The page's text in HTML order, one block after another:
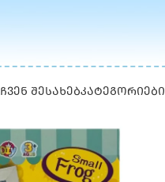
ᲩᲕᲔᲜ ᲨᲔᲡᲐᲮᲔᲑᲙᲐᲢᲔᲒᲝᲠᲘᲔᲑᲘ